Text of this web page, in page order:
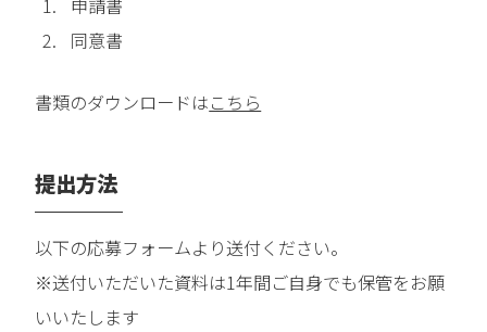
申請書
同意書
書類のダウンロードはこちら
提出方法
以下の応募フォームより送付ください。
※送付いただいた資料は1年間ご自身でも保管をお願
いいたします